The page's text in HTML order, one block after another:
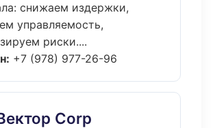
снижаем издержки,
управляемость,
риски....
+7 (978) 977-26-96
Corp